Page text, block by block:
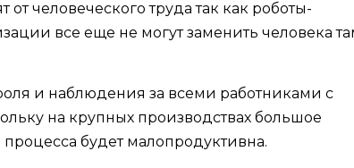
человеческого труда так как роботы-
все еще не могут заменить человека
и наблюдения за всеми работниками с
на крупных производствах большое
будет малопродуктивна.